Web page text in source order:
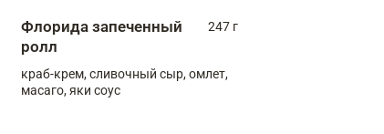
Флорида запеченный
ролл
247 г
краб-крем, сливочный сыр, омлет,
масаго, яки соус